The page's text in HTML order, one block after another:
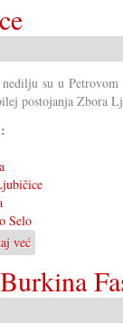
su u
postojanja Zbora
Selo
već
Velik
jubilej
zbora